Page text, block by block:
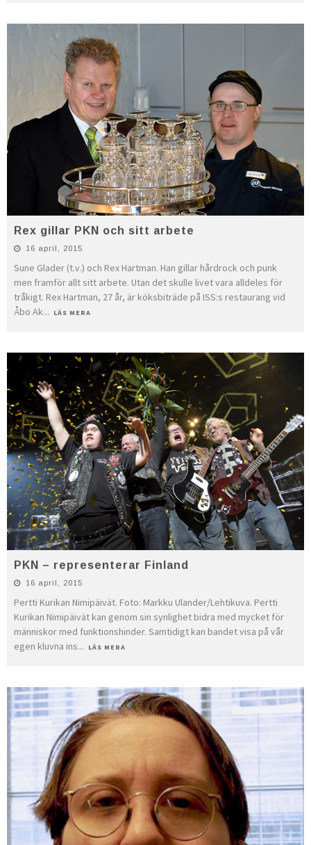
Rex gillar PKN och sitt arbete
16 april, 2015
Sune Glader (t.v.) och Rex Hartman. Han gillar hårdrock och punk
men framför allt sitt arbete. Utan det skulle livet vara alldeles för
tråkigt. Rex Hartman, 27 år, är köksbiträde på ISS:s restaurang vid
Åbo Ak... LÄS MERA
PKN – representerar Finland
16 april, 2015
Pertti Kurikan Nimipäivät. Foto: Markku Ulander/Lehtikuva. Pertti
Kurikan Nimipäivät kan genom sin synlighet bidra med mycket för
människor med funktionshinder. Samtidigt kan bandet visa på vår
egen kluvna ins... LÄS MERA